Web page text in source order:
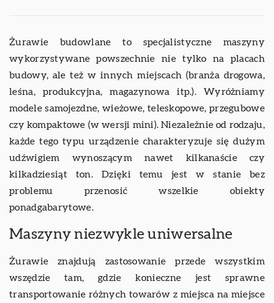
Żurawie budowlane to specjalistyczne maszyny
wykorzystywane powszechnie nie tylko na placach
budowy, ale też w innych miejscach (branża drogowa,
leśna, produkcyjna, magazynowa itp.). Wyróżniamy
modele samojezdne, wieżowe, teleskopowe, przegubowe
czy kompaktowe (w wersji mini). Niezależnie od rodzaju,
każde tego typu urządzenie charakteryzuje się dużym
udźwigiem wynoszącym nawet kilkanaście czy
kilkadziesiąt ton. Dzięki temu jest w stanie bez
problemu przenosić wszelkie obiekty
ponadgabarytowe.
Maszyny niezwykle uniwersalne
Żurawie znajdują zastosowanie przede wszystkim
wszędzie tam, gdzie konieczne jest sprawne
transportowanie różnych towarów z miejsca na miejsce